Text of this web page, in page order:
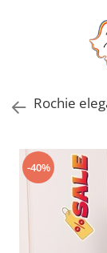
Pijamale Dama
Pijamale Baieti
Pijamale Fetite
Imbracaminte
Imbracaminte
Rochie
-40%